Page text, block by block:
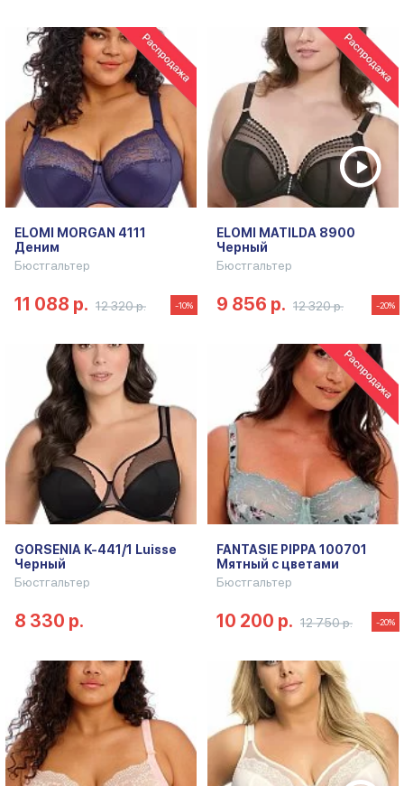
ELOMI MORGAN 4111
Деним
Бюстгальтер
11 088 р. 12 320 р. -10%
ELOMI MATILDA 8900
Черный
Бюстгальтер
9 856 р. 12 320 р. -20%
GORSENIA K-441/1 Luisse
Черный
Бюстгальтер
8 330 р.
FANTASIE PIPPA 100701
Мятный с цветами
Бюстгальтер
10 200 р. 12 750 р. -20%